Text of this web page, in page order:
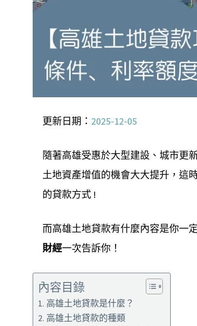
更新日期： 2025-12-05
隨著高雄受惠於大型建設、城市更
土地資產增值的機會大大提升，這
的貸款方式 !
而高雄土地貸款有什麼內容是你一
財經一次告訴你！
內容目錄
高雄土地貸款是什麼？
高雄土地貸款的種類